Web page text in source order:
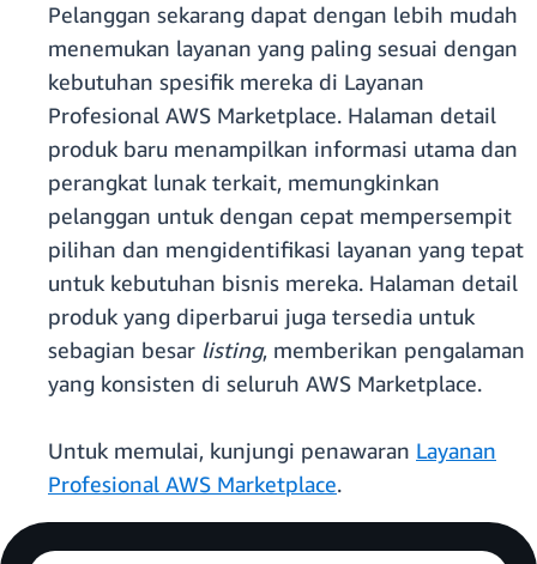
Pelanggan sekarang dapat dengan lebih mudah
menemukan layanan yang paling sesuai dengan
kebutuhan spesifik mereka di Layanan
Profesional AWS Marketplace. Halaman detail
produk baru menampilkan informasi utama dan
perangkat lunak terkait, memungkinkan
pelanggan untuk dengan cepat mempersempit
pilihan dan mengidentifikasi layanan yang tepat
untuk kebutuhan bisnis mereka. Halaman detail
produk yang diperbarui juga tersedia untuk
sebagian besar listing, memberikan pengalaman
yang konsisten di seluruh AWS Marketplace.
Untuk memulai, kunjungi penawaran Layanan
Profesional AWS Marketplace.